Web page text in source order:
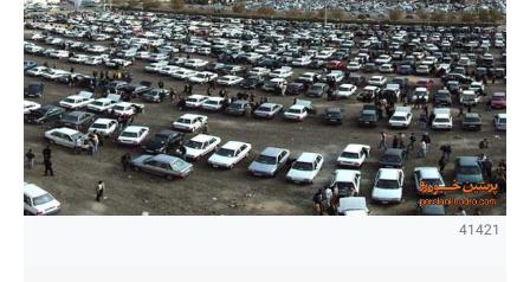
41421